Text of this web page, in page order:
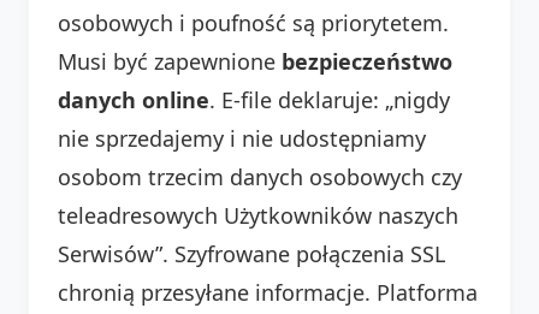
osobowych i poufność są priorytetem.
Musi być zapewnione bezpieczeństwo
danych online. E-file deklaruje: „nigdy
nie sprzedajemy i nie udostępniamy
osobom trzecim danych osobowych czy
teleadresowych Użytkowników naszych
Serwisów”. Szyfrowane połączenia SSL
chronią przesyłane informacje. Platforma